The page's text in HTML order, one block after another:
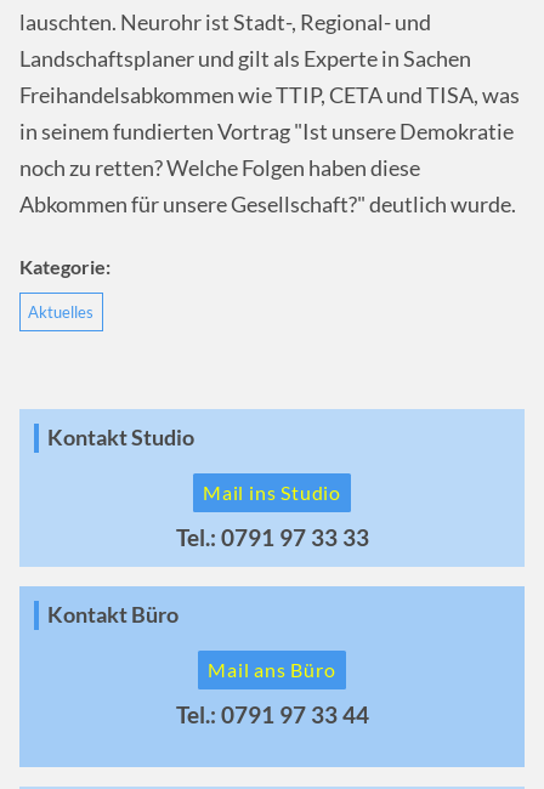
lauschten. Neurohr ist Stadt-, Regional- und
Landschaftsplaner und gilt als Experte in Sachen
Freihandelsabkommen wie TTIP, CETA und TISA, was
in seinem fundierten Vortrag "Ist unsere Demokratie
noch zu retten? Welche Folgen haben diese
Abkommen für unsere Gesellschaft?" deutlich wurde.
Kategorie:
Aktuelles
Kontakt Studio
Mail ins Studio
Tel.: 0791 97 33 33
Kontakt Büro
Mail ans Büro
Tel.: 0791 97 33 44